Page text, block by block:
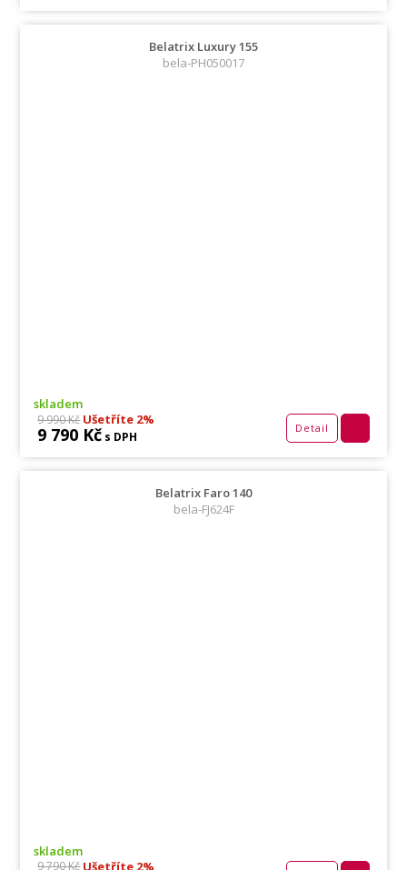
Belatrix Luxury 155
bela-PH050017
skladem
9 990 KčUšetříte 2%
9 790 Kč s DPH
Detail
Belatrix Faro 140
bela-FJ624F
skladem
9 790 KčUšetříte 2%